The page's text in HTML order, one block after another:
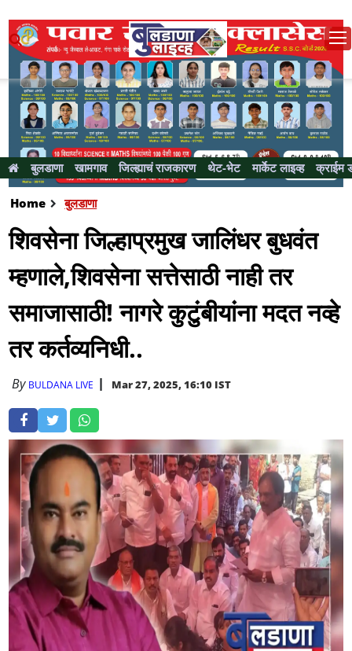
बुलडाणा खामगाव जिल्ह्याचं राजकारण थेट-भेट मार्केट लाइव्ह क्राईम
Home बुलडाणा
शिवसेना जिल्हाप्रमुख जालिंधर बुधवंत
म्हणाले,शिवसेना सत्तेसाठी नाही तर
समाजासाठी! नागरे कुटुंबीयांना मदत नव्हे
तर कर्तव्यनिधी..
By BULDANA LIVE Mar 27, 2025, 16:10 IST